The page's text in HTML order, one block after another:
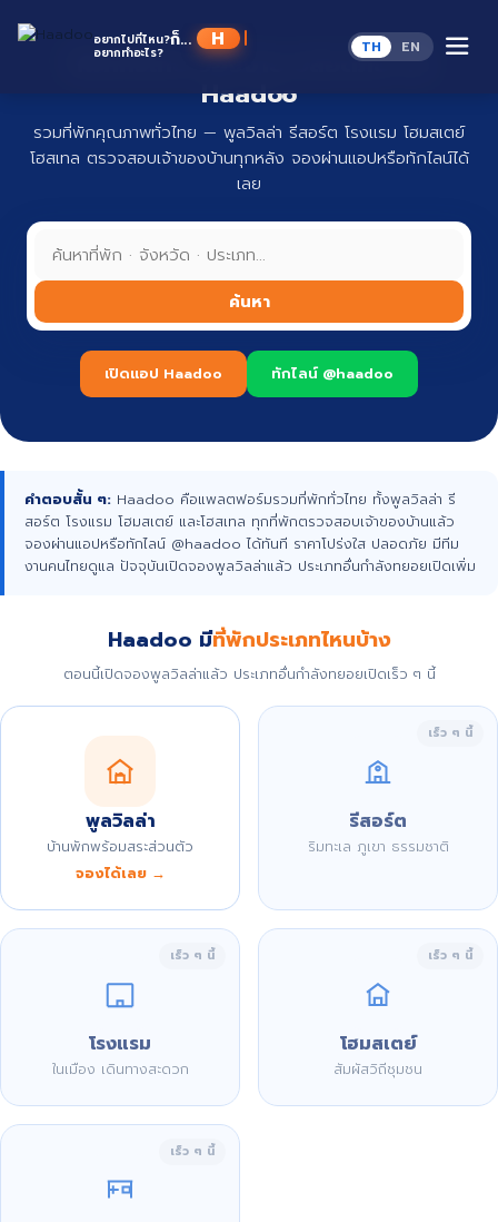
อยากไปที่ไหน?
อยากทำอะไร?
ก็... Haad TH EN
ที่พักทั่วไทย จองง่าย ปลอดภัย กับ
Haadoo
รวมที่พักคุณภาพทั่วไทย — พูลวิลล่า รีสอร์ต โรงแรม โฮมสเตย์
โฮสเทล ตรวจสอบเจ้าของบ้านทุกหลัง จองผ่านแอปหรือทักไลน์ได้
เลย
ค้นหา
เปิดแอป Haadoo ทักไลน์ @haadoo
คำตอบสั้น ๆ: Haadoo คือแพลตฟอร์มรวมที่พักทั่วไทย ทั้งพูลวิลล่า รี
สอร์ต โรงแรม โฮมสเตย์ และโฮสเทล ทุกที่พักตรวจสอบเจ้าของบ้านแล้ว
จองผ่านแอปหรือทักไลน์ @haadoo ได้ทันที ราคาโปร่งใส ปลอดภัย มีทีม
งานคนไทยดูแล ปัจจุบันเปิดจองพูลวิลล่าแล้ว ประเภทอื่นกำลังทยอยเปิดเพิ่ม
Haadoo มีที่พักประเภทไหนบ้าง
ตอนนี้เปิดจองพูลวิลล่าแล้ว ประเภทอื่นกำลังทยอยเปิดเร็ว ๆ นี้
พูลวิลล่า
บ้านพักพร้อมสระส่วนตัว
จองได้เลย →
เร็ว ๆ นี้
รีสอร์ต
ริมทะเล ภูเขา ธรรมชาติ
เร็ว ๆ นี้
โรงแรม
ในเมือง เดินทางสะดวก
เร็ว ๆ นี้
โฮมสเตย์
สัมผัสวิถีชุมชน
เร็ว ๆ นี้